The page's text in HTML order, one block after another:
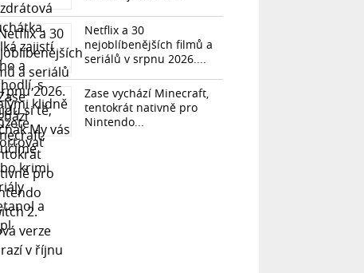
Netflix a 30
nejoblíbenějších filmů a
seriálů v srpnu 2026....
Zase vychází Minecraft,
tentokrát nativně pro
Nintendo...